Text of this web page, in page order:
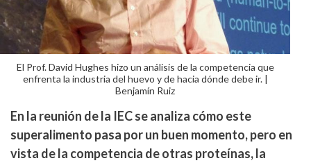
El Prof. David Hughes hizo un análisis de la competencia que
enfrenta la industria del huevo y de hacia dónde debe ir. |
Benjamín Ruiz
En la reunión de la IEC se analiza cómo este
superalimento pasa por un buen momento, pero en
vista de la competencia de otras proteínas, la